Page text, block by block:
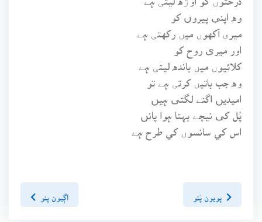
وه اپنی پيروں کو
ميری آکهوں ميں رکهتی ہے
اور ميری روح کو
کلائيوں ميں بانده ليتی ہے
وه جب باتيں کرتی ہے تو
اميديں اگنے لگتی ہيں
پُل کی نيچے بہتا ہوا پانں
اس کي سانسوں کي طرح ہے
اڳيون پنو